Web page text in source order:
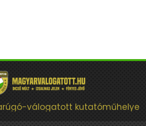
válogatott kutatóműhelye